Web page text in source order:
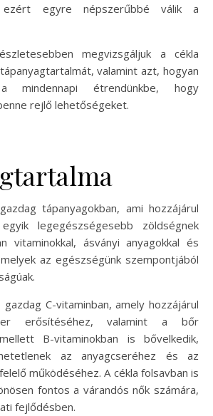
egyre népszerűbbé válik a
megvizsgáljuk a cékla
valamint azt, hogyan
étrendünkbe, hogy
rejlő lehetőségeket.
tápanyagokban, ami hozzájárul
legegészségesebb zöldségnek
vitaminokkal, ásványi anyagokkal és
az egészségünk szempontjából
gazdag C-vitaminban, amely hozzájárul
erősítéséhez, valamint a bőr
B-vitaminokban is bővelkedik,
az anyagcseréhez és az
működéséhez. A cékla folsavban is
fontos a várandós nők számára,
fejlődésben.